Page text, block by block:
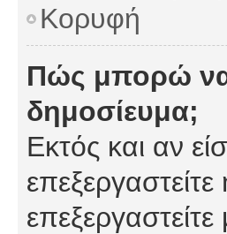
Κορυφή
Πώς μπορώ να
δημοσίευμα;
Εκτός και αν